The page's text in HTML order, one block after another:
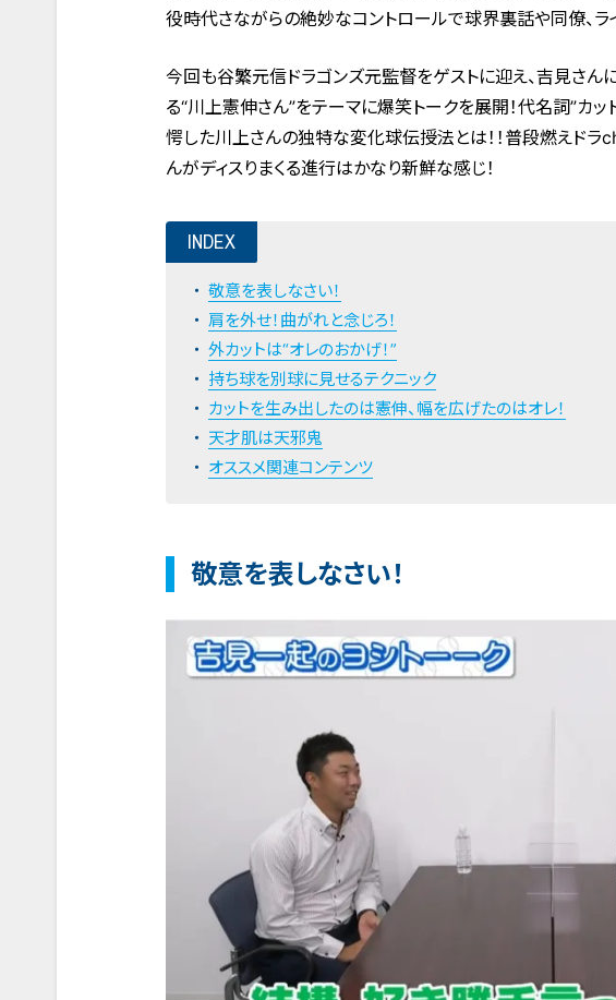
役時代さながらの絶妙なコントロールで球界裏話や同僚、ラ
今回も谷繁元信ドラゴンズ元監督をゲストに迎え、吉見さん
る“川上憲伸さん”をテーマに爆笑トークを展開！代名詞”カ
愕した川上さんの独特な変化球伝授法とは！！普段燃えドラ
んがディスりまくる進行はかなり新鮮な感じ！
INDEX
敬意を表しなさい！
肩を外せ！曲がれと念じろ！
外カットは“オレのおかげ！”
持ち球を別球に見せるテクニック
カットを生み出したのは憲伸、幅を広げたのはオレ！
天才肌は天邪鬼
オススメ関連コンテンツ
敬意を表しなさい！